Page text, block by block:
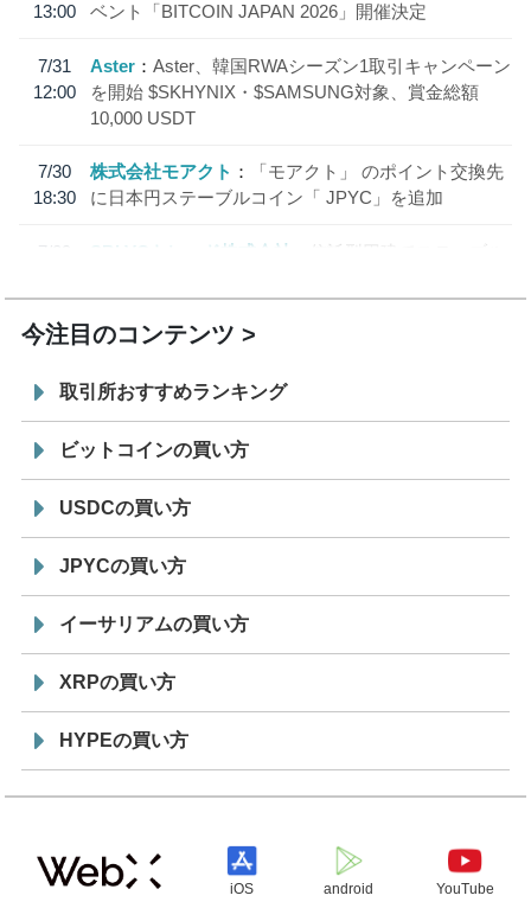
13:00
ベント「BITCOIN JAPAN 2026」開催決定
7/31
12:00
Aster
Aster、韓国RWAシーズン1取引キャンペーン
を開始 $SKHYNIX・$SAMSUNG対象、賞金総額
10,000 USDT
7/30
18:30
株式会社モアクト
「モアクト」 のポイント交換先
に日本円ステーブルコイン「 JPYC」を追加
7/29
SBI VCトレード株式会社
信託型円建てステーブル
今注目のコンテンツ
取引所おすすめランキング
ビットコインの買い方
USDCの買い方
JPYCの買い方
イーサリアムの買い方
XRPの買い方
HYPEの買い方
iOS android YouTube